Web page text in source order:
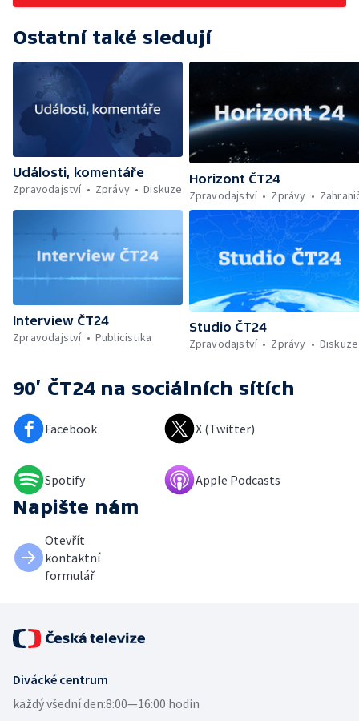
Ostatní také sledují
Události, komentáře
Zpravodajství
Zprávy Diskuze
Horizont ČT24
Zpravodajství
Zprávy
Interview ČT24
Zpravodajství
Publicistika
Studio ČT24
Zpravodajství
Zprávy Diskuze
90’ ČT24 na sociálních sítích
Facebook X (Twitter)
Spotify Apple Podcasts
Napište nám
Otevřít
kontaktní
formulář
Divácké centrum
každý všední den:8:00—16:00 hodin